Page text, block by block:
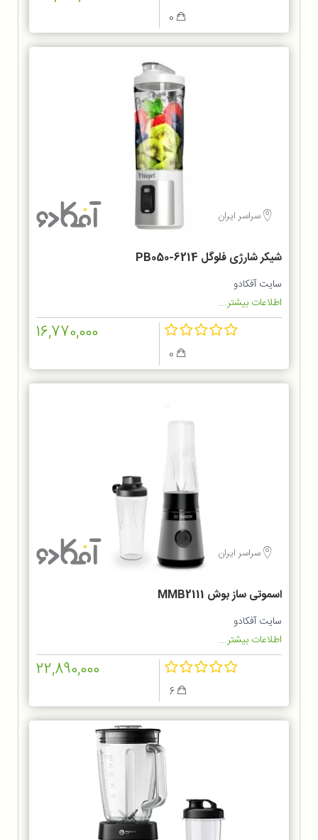
سراسر ایران
شیکر شارژی فلوگل PB050-6214
سایت آفکادو
اطلاعات بیشتر...
16,770,000
سراسر ایران
اسموتی ساز بوش MMB2111
سایت آفکادو
اطلاعات بیشتر...
22,890,000